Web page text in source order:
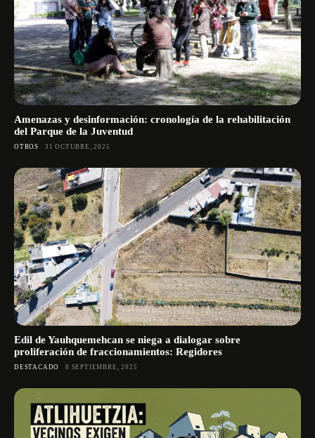
Amenazas y desinformación: cronología de la rehabilitación
del Parque de la Juventud
OTROS 31 OCTUBRE, 2025
Edil de Yauhquemehcan se niega a dialogar sobre
proliferación de fraccionamientos: Regidores
DESTACADO 8 SEPTIEMBRE, 2025